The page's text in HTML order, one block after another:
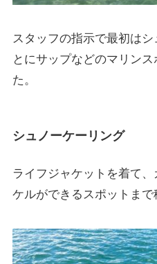
スタッフの指示で最初は
とにサップなどのマリン
た。
シュノーケーリング
ライフジャケットを着て
ケルができるスポットまで